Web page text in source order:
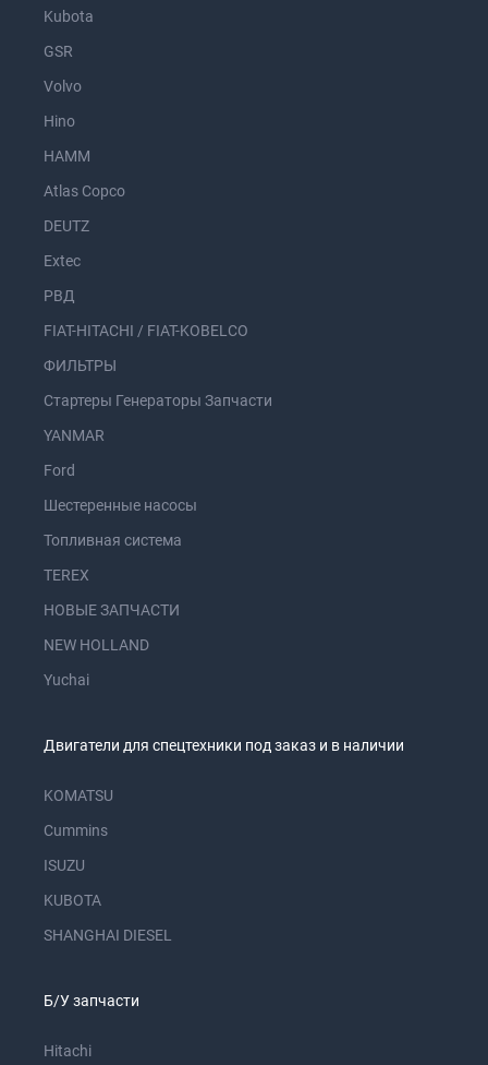
Kubota
GSR
Volvo
Hino
HAMM
Atlas Copco
DEUTZ
Extec
РВД
FIAT-HITACHI / FIAT-KOBELCO
ФИЛЬТРЫ
Стартеры Генераторы Запчасти
YANMAR
Ford
Шестеренные насосы
Топливная система
TEREX
НОВЫЕ ЗАПЧАСТИ
NEW HOLLAND
Yuchai
Двигатели для спецтехники под заказ и в наличии
KOMATSU
Cummins
ISUZU
KUBOTA
SHANGHAI DIESEL
Б/У запчасти
Hitachi